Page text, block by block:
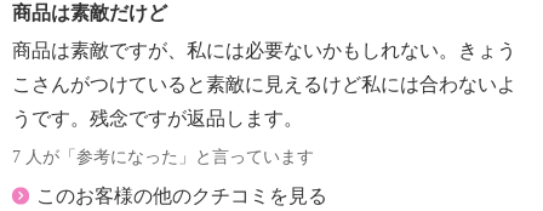
商品は素敵だけど
商品は素敵ですが、私には必要ないかもしれない。きょう
こさんがつけていると素敵に見えるけど私には合わないよ
うです。残念ですが返品します。
7 人が「参考になった」と言っています
このお客様の他のクチコミを見る